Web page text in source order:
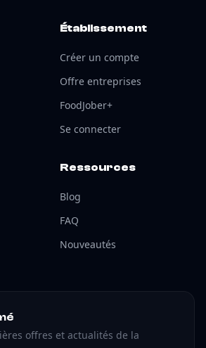
Établissement
Créer un compte
Offre entreprises
FoodJober+
Se connecter
Ressources
Blog
FAQ
Nouveautés
offres et actualités de la